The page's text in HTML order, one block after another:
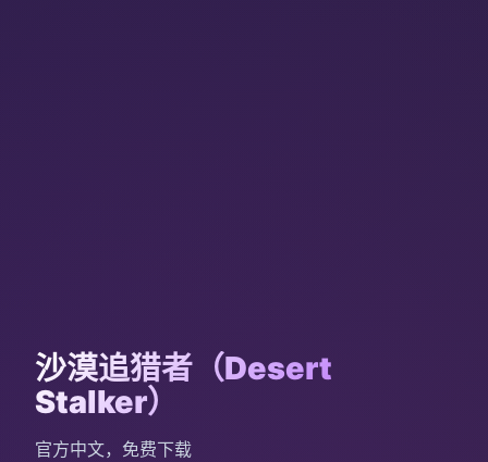
沙漠追猎者（Desert
Stalker）
官方中文，免费下载